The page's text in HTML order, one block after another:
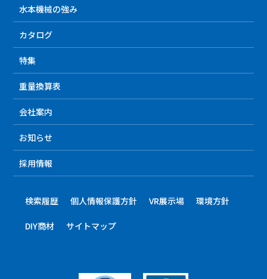
水本機械の強み
カタログ
特集
重量換算表
会社案内
お知らせ
採用情報
検索履歴 個人情報保護方針 VR展示場 環境方針
DIY商材 サイトマップ